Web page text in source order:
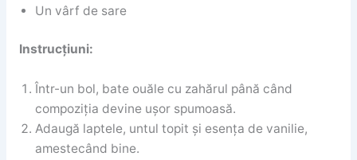
Un vârf de sare
Instrucțiuni:
Într-un bol, bate ouăle cu zahărul până când
compoziția devine ușor spumoasă.
Adaugă laptele, untul topit și esența de vanilie,
amestecând bine.